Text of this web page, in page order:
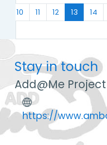
10 11 12 13 14
Stay in touch
Add@Me Project
https://